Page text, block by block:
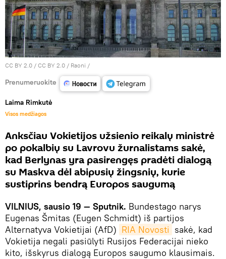
CC BY 2.0 / CC BY 2.0 / Raoni /
Prenumeruokite
Laima Rimkutė
Visos medžiagos
Anksčiau Vokietijos užsienio reikalų ministrė
po pokalbių su Lavrovu žurnalistams sakė,
kad Berlynas yra pasirengęs pradėti dialogą
su Maskva dėl abipusių žingsnių, kurie
sustiprins bendrą Europos saugumą
VILNIUS, sausio 19 — Sputnik. Bundestago narys
Eugenas Šmitas (Eugen Schmidt) iš partijos
Alternatyva Vokietijai (AfD) RIA Novosti sakė, kad
Vokietija negali pasiūlyti Rusijos Federacijai nieko
kito, išskyrus dialogą Europos saugumo klausimais.